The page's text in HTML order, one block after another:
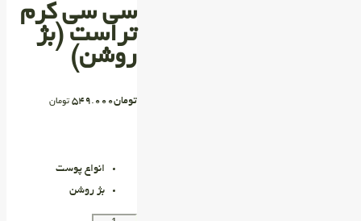
سی سی کرم
تراست (بژ
روشن)
تومان549.000 تومان
انواع پوست
بژ روشن